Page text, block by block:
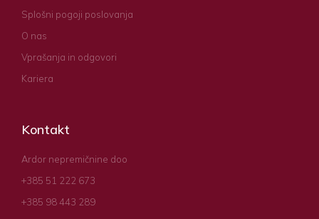
Splošni pogoji poslovanja
O nas
Vprašanja in odgovori
Kariera
Kontakt
Ardor nepremičnine doo
+385 51 222 673
+385 98 443 289